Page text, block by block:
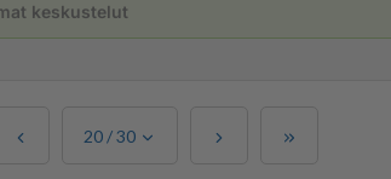
keskustelut
20 /30